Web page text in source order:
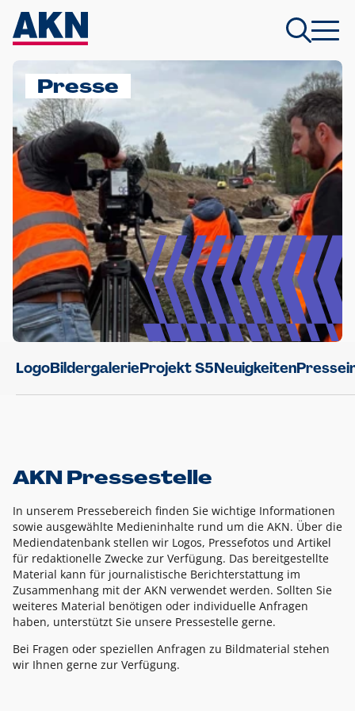
Presse
LogoBildergalerieProjekt S5Neuigkeiten
AKN Pressestelle
In unserem Pressebereich finden Sie wichtige Informationen
sowie ausgewählte Medieninhalte rund um die AKN. Über die
Mediendatenbank stellen wir Logos, Pressefotos und Artikel
für redaktionelle Zwecke zur Verfügung. Das bereitgestellte
Material kann für journalistische Berichterstattung im
Zusammenhang mit der AKN verwendet werden. Sollten Sie
weiteres Material benötigen oder individuelle Anfragen
haben, unterstützt Sie unsere Pressestelle gerne.
Bei Fragen oder speziellen Anfragen zu Bildmaterial stehen
wir Ihnen gerne zur Verfügung.